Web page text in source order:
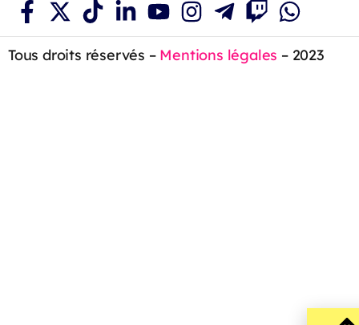
Tous droits réservés – Mentions légales – 2023